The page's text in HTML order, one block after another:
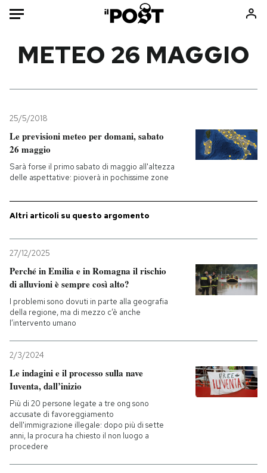
Mondo
Politica
Tecnologia
Internet
Cultura
Economia
Sport
Consumismi
Ok Boomer!
Europa
Mondiali calcio 2026
PODCAST
I MIEI PREFERITI
SHOP
CALENDARIO
METEO 26 MAGGIO
25/5/2018
Le previsioni meteo per domani, sabato
26 maggio
Sarà forse il primo sabato di maggio all'altezza
delle aspettative: pioverà in pochissime zone
Altri articoli su questo argomento
27/12/2025
Perché in Emilia e in Romagna il rischio
di alluvioni è sempre così alto?
I problemi sono dovuti in parte alla geografia
della regione, ma di mezzo c’è anche
l’intervento umano
2/3/2024
Le indagini e il processo sulla nave
Iuventa, dall’inizio
Più di 20 persone legate a tre ong sono
accusate di favoreggiamento
dell'immigrazione illegale: dopo più di sette
anni, la procura ha chiesto il non luogo a
procedere